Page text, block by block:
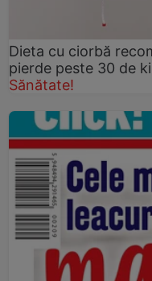
Dieta cu ciorbă
pierde peste 30 de
Sănătate!